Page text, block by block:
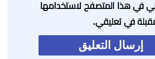
في هذا المتصفح لاستخدامها
في تعليقي.